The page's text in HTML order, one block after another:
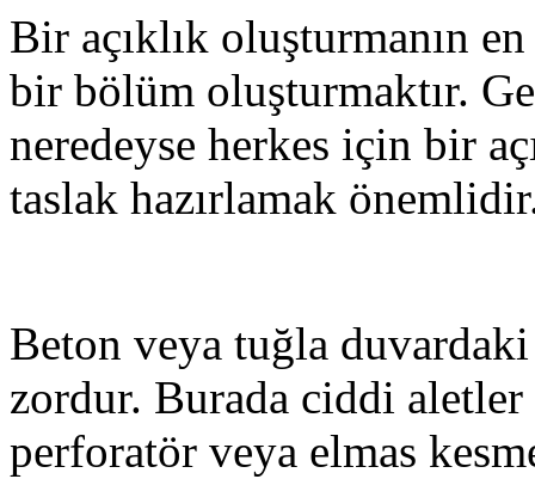
Bir açıklık oluşturmanın
bir bölüm oluşturmaktır.
neredeyse herkes için bir
taslak hazırlamak
Beton veya tuğla duvardaki
zordur. Burada ciddi aletler
perforatör veya elmas